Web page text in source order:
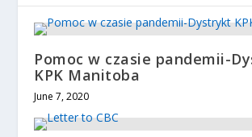
Pomoc w czasie pandemii-
KPK Manitoba
June 7, 2020